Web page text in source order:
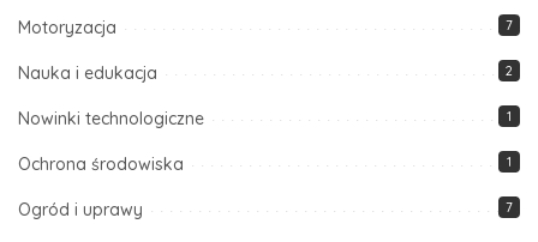
Motoryzacja 7
Nauka i edukacja 2
Nowinki technologiczne 1
Ochrona środowiska 1
Ogród i uprawy 7